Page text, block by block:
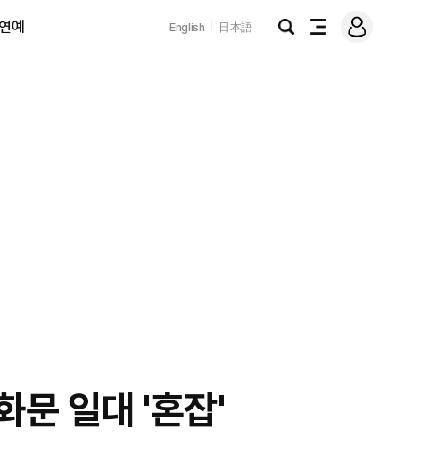
예 English 日本語
검
전
메
그
문 일대 '혼잡'